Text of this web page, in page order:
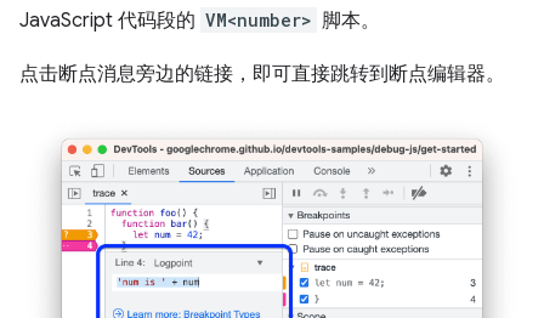
JavaScript 代码段的 VM<number> 脚本。
点击断点消息旁边的链接，即可直接跳转到断点编辑器。